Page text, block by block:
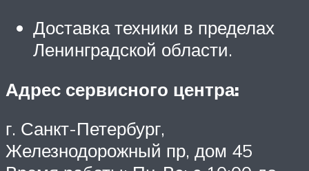
Доставка техники в пределах
Ленинградской области.
Адрес сервисного центра:
г. Санкт-Петербург,
Железнодорожный пр, дом 45